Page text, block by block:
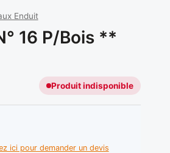
Enduit
16 P/bois **
Produit indisponible
ici pour demander un devis